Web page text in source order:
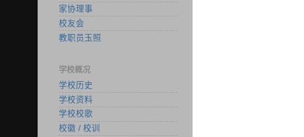
家协理事
校友会
教职员玉照
学校概况
学校历史
学校资料
学校校歌
校徽 / 校训